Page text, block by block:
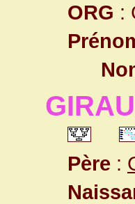
ORG :
Père :